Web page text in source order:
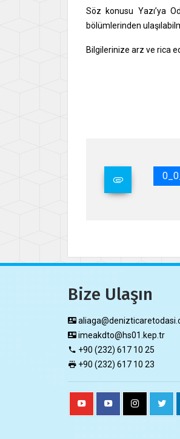
Söz konusu Yazı’ya
bölümlerinden
Bilgilerinize arz ve rica
Bize Ulaşın
imeakdto@hs01.kep.tr
+90 (232) 617 10 25
+90 (232) 617 10 23